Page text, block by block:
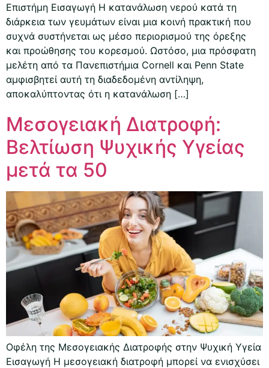
Επιστήμη Εισαγωγή Η κατανάλωση νερού κατά τη
διάρκεια των γευμάτων είναι μια κοινή πρακτική που
συχνά συστήνεται ως μέσο περιορισμού της όρεξης
και προώθησης του κορεσμού. Ωστόσο, μια πρόσφατη
μελέτη από τα Πανεπιστήμια Cornell και Penn State
αμφισβητεί αυτή τη διαδεδομένη αντίληψη,
αποκαλύπτοντας ότι η κατανάλωση […]
Μεσογειακή Διατροφή:
Βελτίωση Ψυχικής Υγείας
μετά τα 50
Οφέλη της Μεσογειακής Διατροφής στην Ψυχική Υγεία
Εισαγωγή Η μεσογειακή διατροφή μπορεί να ενισχύσει